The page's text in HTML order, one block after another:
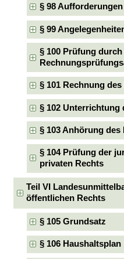
§ 98
§ 99
§ 100 Prüfung
§ 101 Rechnung
§ 102 Unterrichtung
§ 103 Anhörung
§ 104 Prüfung der
privaten Rechts
Teil VI
öffentlichen Rechts
§ 105 Grundsatz
§ 106 Haushaltsplan